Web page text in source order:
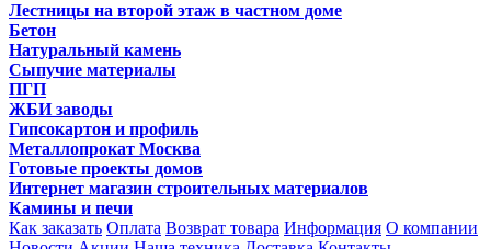
Лестницы на второй этаж в частном доме
Бетон
Натуральный камень
Сыпучие материалы
ПГП
ЖБИ заводы
Гипсокартон и профиль
Металлопрокат Москва
Готовые проекты домов
Интернет магазин строительных материалов
Камины и печи
Как заказать Оплата Возврат товара Информация О компании